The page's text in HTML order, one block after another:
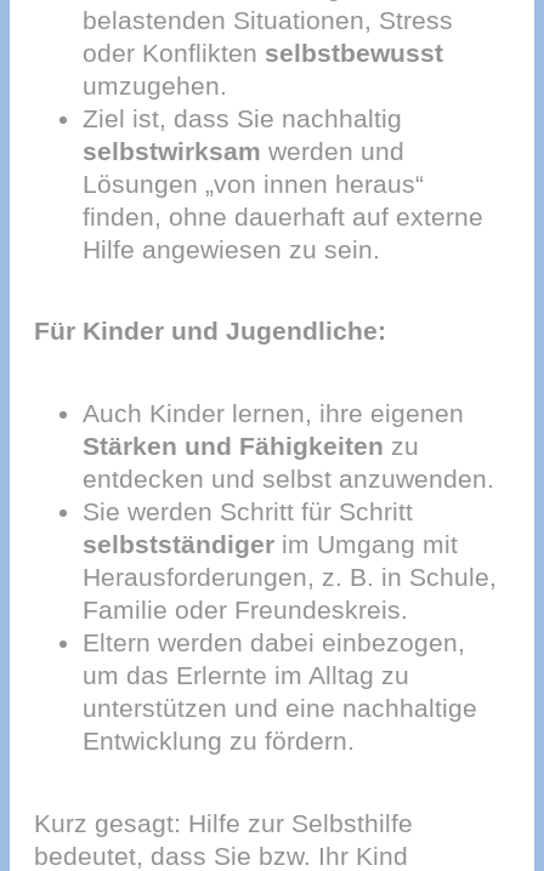
belastenden Situationen, Stress
oder Konflikten selbstbewusst
umzugehen.
Ziel ist, dass Sie nachhaltig
selbstwirksam werden und
Lösungen „von innen heraus“
finden, ohne dauerhaft auf externe
Hilfe angewiesen zu sein.
Für Kinder und Jugendliche:
Auch Kinder lernen, ihre eigenen
Stärken und Fähigkeiten zu
entdecken und selbst anzuwenden.
Sie werden Schritt für Schritt
selbstständiger im Umgang mit
Herausforderungen, z. B. in Schule,
Familie oder Freundeskreis.
Eltern werden dabei einbezogen,
um das Erlernte im Alltag zu
unterstützen und eine nachhaltige
Entwicklung zu fördern.
Kurz gesagt: Hilfe zur Selbsthilfe
bedeutet, dass Sie bzw. Ihr Kind